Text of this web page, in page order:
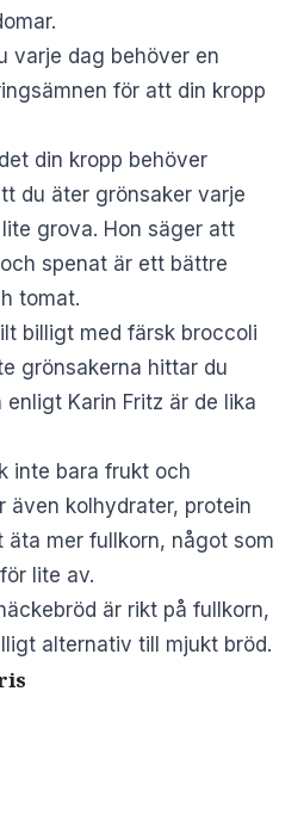
varje dag behöver en
för att din kropp
din kropp behöver
du äter grönsaker varje
grova. Hon säger att
spenat är ett bättre
tomat.
billigt med färsk broccoli
grönsakerna hittar du
Karin Fritz är de lika
inte bara frukt och
även kolhydrater, protein
mer fullkorn, något som
lite av.
är rikt på fullkorn,
alternativ till mjukt bröd.